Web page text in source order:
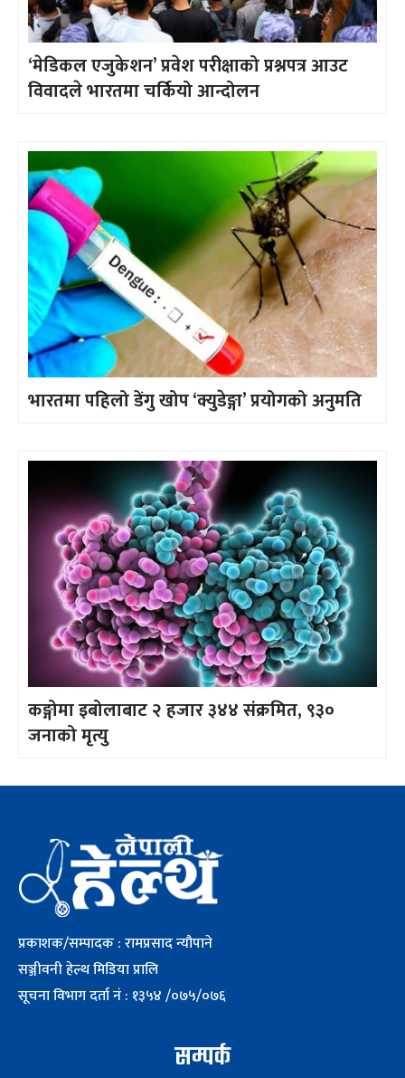
‘मेडिकल एजुकेशन’ प्रवेश परीक्षाको प्रश्नपत्र आउट
विवादले भारतमा चर्कियो आन्दोलन
भारतमा पहिलो डेंगु खोप ‘क्युडेङ्गा’ प्रयोगको अनुमति
कङ्गोमा इबोलाबाट २ हजार ३४४ संक्रमित, ९३०
जनाको मृत्यु
प्रकाशक/सम्पादक : रामप्रसाद न्यौपाने
सञ्जीवनी हेल्थ मिडिया प्रालि
सूचना विभाग दर्ता नं : १३५४ /०७५/०७६
सम्पर्क